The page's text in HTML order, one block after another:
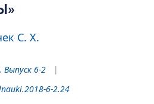
С. Х.
Выпуск 6-2
6-2.24